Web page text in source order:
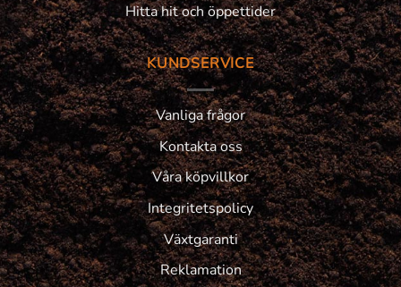
Hitta hit och öppettider
KUNDSERVICE
Vanliga frågor
Kontakta oss
Våra köpvillkor
Integritetspolicy
Växtgaranti
Reklamation